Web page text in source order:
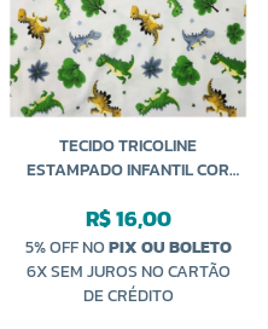
TECIDO TRICOLINE
ESTAMPADO INFANTIL COR
CALDEIRA
R$ 16,00
5% OFF NOPIX OU BOLETO
6X SEM JUROS NO CARTÃO
DE CRÉDITO